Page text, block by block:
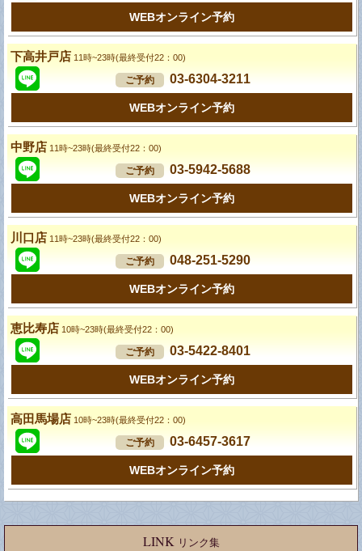
WEBオンライン予約
下高井戸店 11時~23時(最終受付22：00)
ご予約 03-6304-3211
WEBオンライン予約
中野店 11時~23時(最終受付22：00)
ご予約 03-5942-5688
WEBオンライン予約
川口店 11時~23時(最終受付22：00)
ご予約 048-251-5290
WEBオンライン予約
恵比寿店 10時~23時(最終受付22：00)
ご予約 03-5422-8401
WEBオンライン予約
高田馬場店 10時~23時(最終受付22：00)
ご予約 03-6457-3617
WEBオンライン予約
LINK リンク集